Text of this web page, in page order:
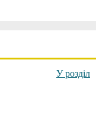
У розділ